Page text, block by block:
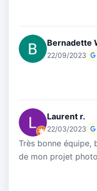
Bernadette
22/09/2023
Laurent r.
22/03/2023
Très bonne équipe,
de mon projet